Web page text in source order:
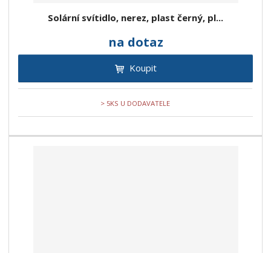
Solární svítidlo, nerez, plast černý, pl...
na dotaz
Koupit
> 5KS U DODAVATELE